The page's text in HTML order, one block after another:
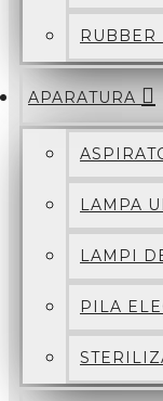
RUBBER
APARATURA
LAMPA
LAMPI
PILA